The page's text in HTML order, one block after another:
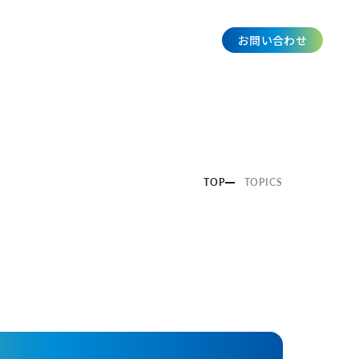
お問い合わせ
TOP TOPICS